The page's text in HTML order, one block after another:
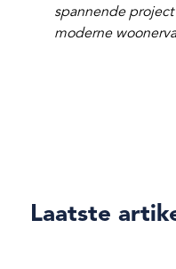
spannende
moderne
Laatste